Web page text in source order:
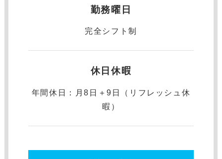
勤務曜日
完全シフト制
休日休暇
年間休⽇：月8日＋9日（リフレッシュ休
暇）